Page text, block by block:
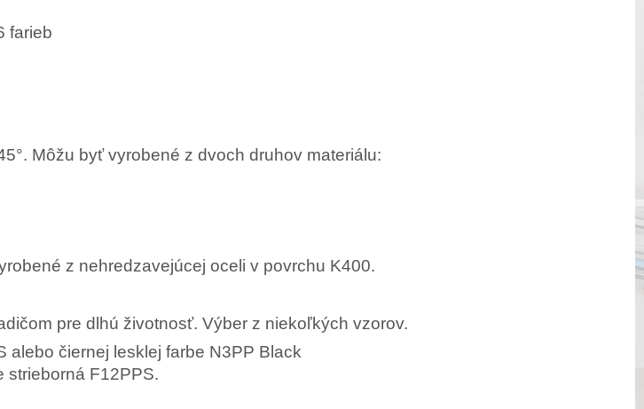
farieb
Môžu byť vyrobené z dvoch druhov materiálu:
z nehredzavejúcej oceli v povrchu K400.
pre dlhú životnosť. Výber z niekoľkých vzorov.
alebo čiernej lesklej farbe N3PP Black
strieborná F12PPS.